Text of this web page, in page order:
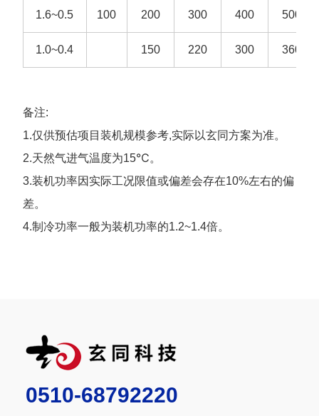
1.6~0.5 100 200 300 400 500
1.0~0.4 150 220 300 360
备注:
1.仅供预估项目装机规模参考,实际以玄同方案为准。
2.天然气进气温度为15℃。
3.装机功率因实际工况限值或偏差会存在10%左右的偏
差。
4.制冷功率一般为装机功率的1.2~1.4倍。
0510-68792220